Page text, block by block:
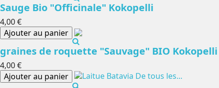
Sauge Bio "Officinale" Kokopelli
4,00 €
Ajouter au panier
graines de roquette "Sauvage" BIO Kokopelli
4,00 €
Ajouter au panier